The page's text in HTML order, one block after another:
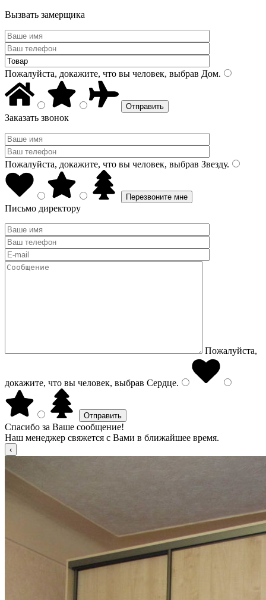
Вызвать замерщика
Пожалуйста, докажите, что вы человек, выбрав Дом.
Заказать звонок
Пожалуйста, докажите, что вы человек, выбрав Звезду.
Письмо директору
Пожалуйста,
докажите, что вы человек, выбрав Сердце.
Спасибо за Ваше сообщение!
Наш менеджер свяжется с Вами в ближайшее время.